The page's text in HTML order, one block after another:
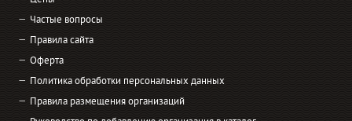
Частые вопросы
Правила сайта
Оферта
Политика обработки персональных данных
Правила размещения организаций